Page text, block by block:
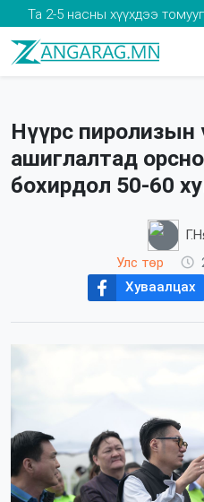
Нүүрс пиролизын
ашиглалтад
бохирдол 50-60
Улс төр
Хуваалцах